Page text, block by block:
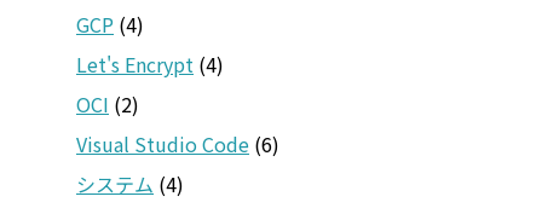
GCP (4)
Let's Encrypt (4)
OCI (2)
Visual Studio Code (6)
システム (4)